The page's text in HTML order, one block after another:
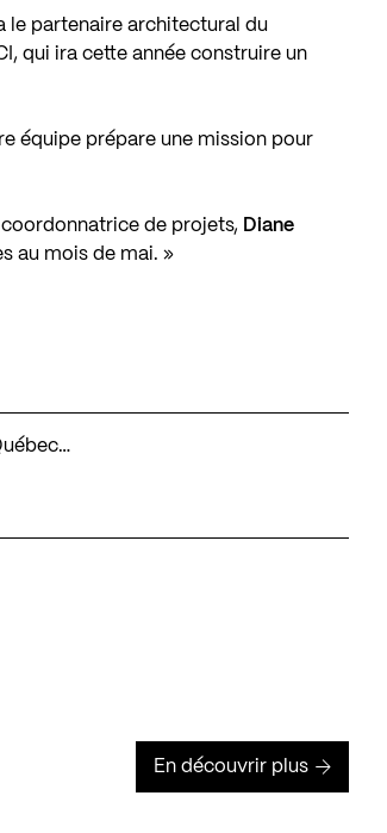
le partenaire architectural du
qui ira cette année construire un
équipe prépare une mission pour
de projets, Diane
au mois de mai. »
En découvrir plus